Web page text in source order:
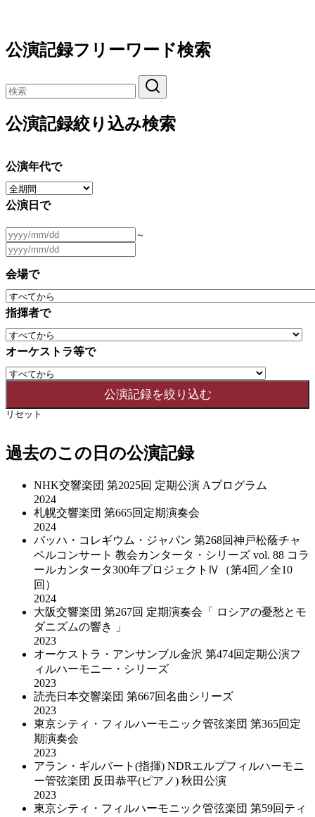
公演記録フリーワード検索
公演記録絞り込み検索
公演年代で
公演日で
～
会場で
指揮者で
オーケストラ等で
リセット
過去のこの日の公演記録
NHK交響楽団 第2025回 定期公演 Aプログラム
2024
札幌交響楽団 第665回定期演奏会
2024
バッハ・コレギウム・ジャパン 第268回神戸松蔭チャ
ペルコンサート 教会カンタータ・シリーズ vol. 88 コラ
ールカンタータ300年プロジェクトⅣ（第4回／全10
回）
2024
大阪交響楽団 第267回 定期演奏会「 ロシアの憂愁とモ
ダニズムの響き 」
2023
オーケストラ・アンサンブル金沢 第474回定期公演フ
ィルハーモニー・シリーズ
2023
読売日本交響楽団 第667回名曲シリーズ
2023
東京シティ・フィルハーモニック管弦楽団 第365回定
期演奏会
2023
アラン・ギルバート(指揮) NDRエルプフィルハーモニ
ー管弦楽団 反田恭平(ピアノ) 秋田公演
2023
東京シティ・フィルハーモニック管弦楽団 第59回ティ